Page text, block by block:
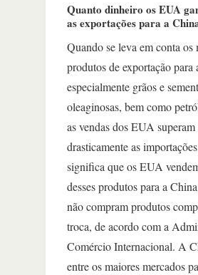
Quanto dinheiro os EUA
as exportações para a
Quando se leva em conta os
produtos de exportação para
especialmente grãos e
oleaginosas, bem como
as vendas dos EUA superam
drasticamente as
significa que os EUA
desses produtos para a
não compram produtos
troca, de acordo com a
Comércio Internacional. A
entre os maiores mercados